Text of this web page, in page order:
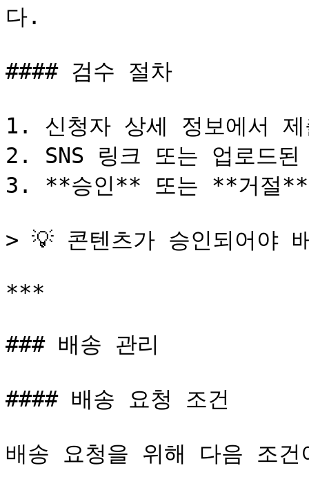
다.
#### 검수 절차
1. 신청자 상세 정보에서
2. SNS 링크 또는 업로드
3. **승인** 또는 **거절**
> 💡 콘텐츠가 승인되어야
***
### 배송 관리
#### 배송 요청 조건
배송 요청을 위해 다음 조